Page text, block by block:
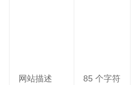
网站描述 85 个字符